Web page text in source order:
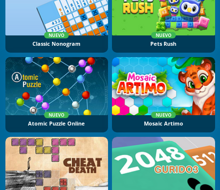
NUEVO
Classic Nonogram
NUEVO
Pets Rush
NUEVO
Atomic Puzzle Online
NUEVO
Mosaic Artimo